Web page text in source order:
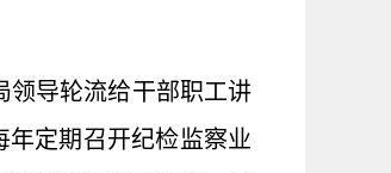
领导轮流给干部职工讲
年定期召开纪检监察业